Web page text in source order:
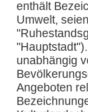
enthält
Umwelt,
unabhängig
Angeboten